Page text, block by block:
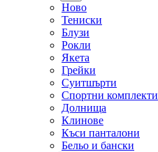
Ново
Тениски
Блузи
Рокли
Якета
Грейки
Суитшърти
Спортни комплекти
Долнища
Клинове
Къси панталони
Бельо и бански